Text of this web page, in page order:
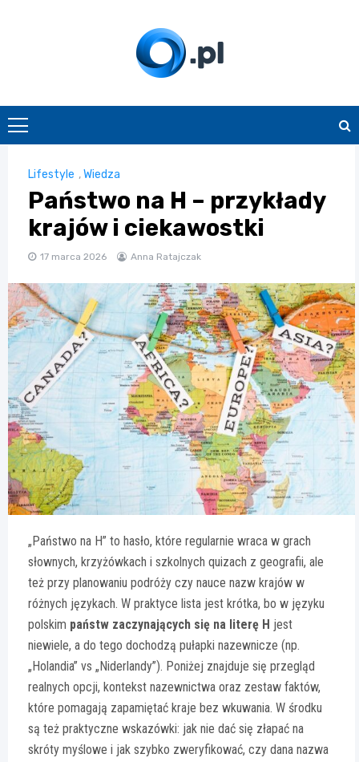
O.pl
Lifestyle ,Wiedza
Państwo na H – przykłady
krajów i ciekawostki
17 marca 2026 Anna Ratajczak
„Państwo na H” to hasło, które regularnie wraca w grach
słownych, krzyżówkach i szkolnych quizach z geografii, ale
też przy planowaniu podróży czy nauce nazw krajów w
różnych językach. W praktyce lista jest krótka, bo w języku
polskim państw zaczynających się na literę H jest
niewiele, a do tego dochodzą pułapki nazewnicze (np.
„Holandia” vs „Niderlandy”). Poniżej znajduje się przegląd
realnych opcji, kontekst nazewnictwa oraz zestaw faktów,
które pomagają zapamiętać kraje bez wkuwania. W środku
są też praktyczne wskazówki: jak nie dać się złapać na
skróty myślowe i jak szybko zweryfikować, czy dana nazwa